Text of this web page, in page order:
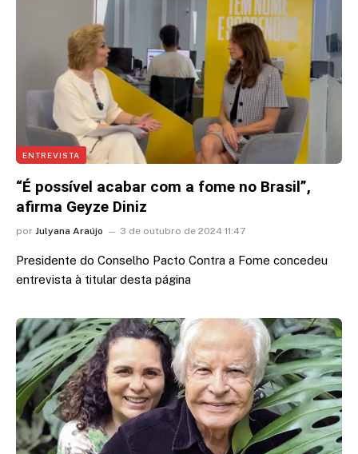
ENTREVISTA
“É possível acabar com a fome no Brasil”,
afirma Geyze Diniz
por Julyana Araújo 3 de outubro de 2024 11:47
Presidente do Conselho Pacto Contra a Fome concedeu
entrevista à titular desta página